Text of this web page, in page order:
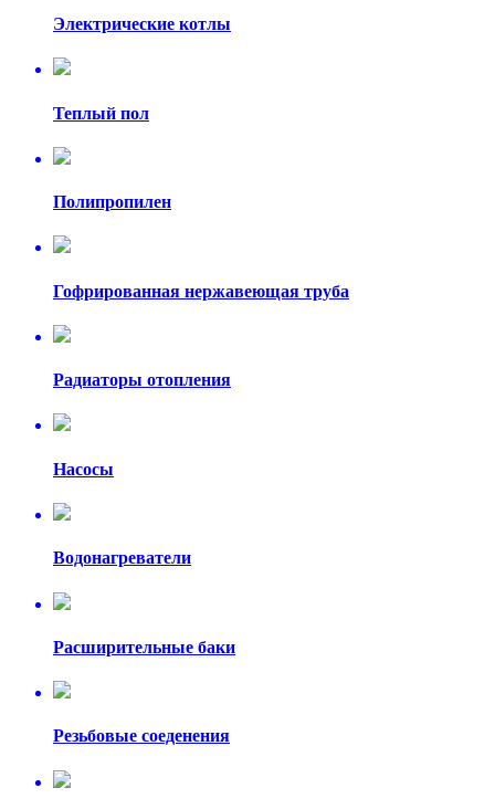
Электрические котлы
Теплый пол
Полипропилен
Гофрированная нержавеющая труба
Радиаторы отопления
Насосы
Водонагреватели
Расширительные баки
Резьбовые соеденения